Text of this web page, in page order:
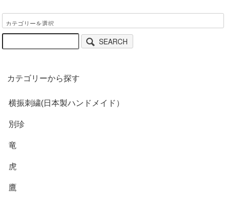
SEARCH
カテゴリーから探す
横振刺繍(日本製ハンドメイド）
別珍
竜
虎
鷹